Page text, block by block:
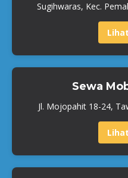
Sugihwaras, Kec.
Sewa
Jl. Mojopahit 18-24,